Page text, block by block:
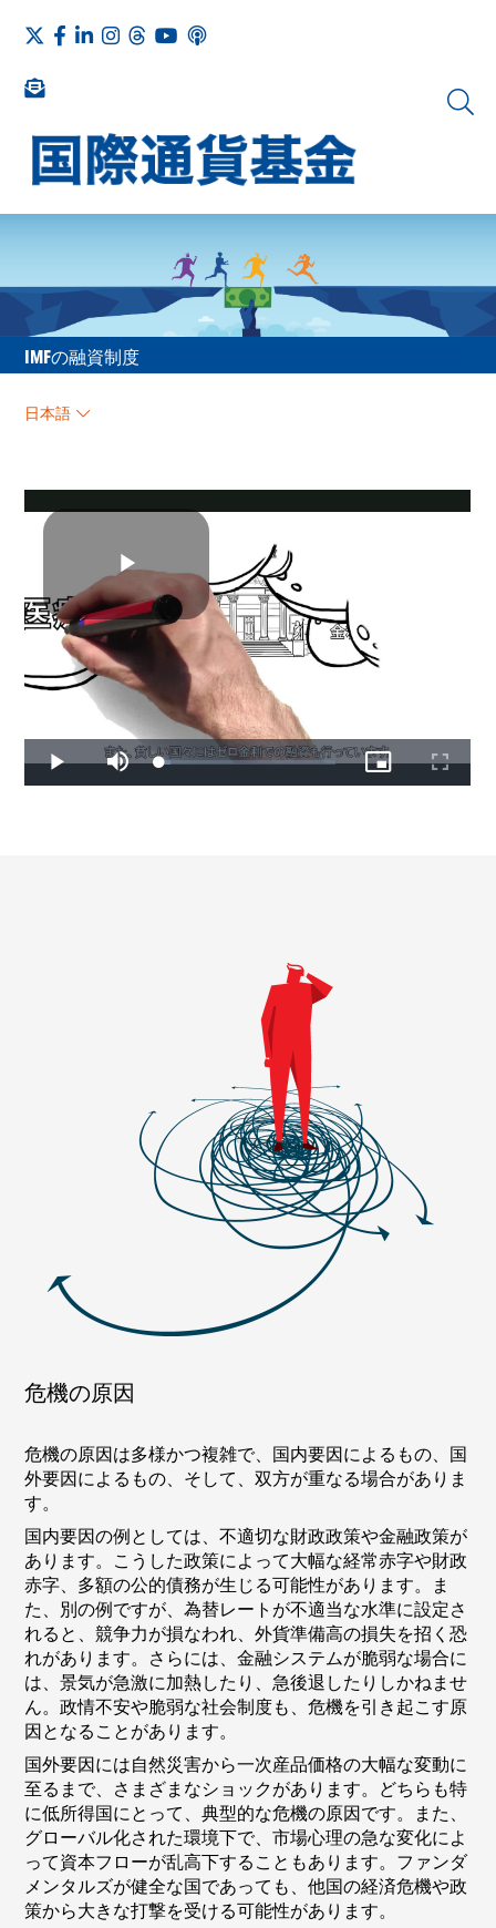
IMFの融資制度
日本語
IMFの金融支援とは
開発銀行とは異なり、IMFは特定のプロジェクトに対す
る融資はしません。その代わりに、危機に直面する国に
対して融資をし、その国が経済の安定と成長の回復に向
けて政策を実施する上で、財政の余裕を持てるように支
援します。また、危機を防ぐための予防的融資も提供し
ています。IMFの融資は、変化する加盟国のニーズに応
えるため、継続的に改良されています。
危機の原因
危機の原因は多様かつ複雑で、国内要因によるもの、国
外要因によるもの、そして、双方が重なる場合がありま
す。
国内要因の例としては、不適切な財政政策や金融政策が
あります。こうした政策によって大幅な経常赤字や財政
赤字、多額の公的債務が生じる可能性があります。ま
た、別の例ですが、為替レートが不適当な水準に設定さ
れると、競争力が損なわれ、外貨準備高の損失を招く恐
れがあります。さらには、金融システムが脆弱な場合に
は、景気が急激に加熱したり、急後退したりしかねませ
ん。政情不安や脆弱な社会制度も、危機を引き起こす原
因となることがあります。
国外要因には自然災害から一次産品価格の大幅な変動に
至るまで、さまざまなショックがあります。どちらも特
に低所得国にとって、典型的な危機の原因です。また、
グローバル化された環境下で、市場心理の急な変化によ
って資本フローが乱高下することもあります。ファンダ
メンタルズが健全な国であっても、他国の経済危機や政
策から大きな打撃を受ける可能性があります。